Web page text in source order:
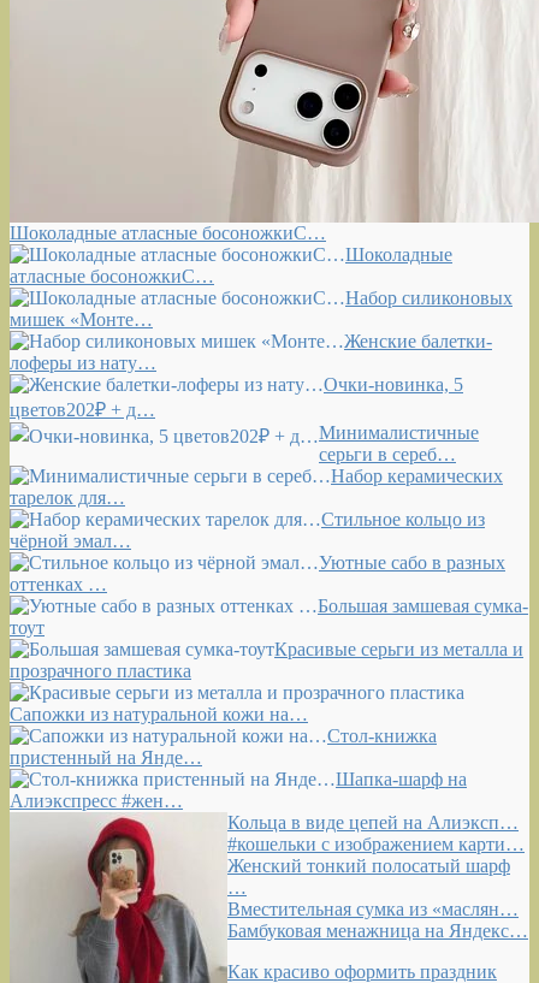
Шоколадные атласные босоножкиС…
Шоколадные
атласные босоножкиС…
Набор силиконовых
мишек «Монте…
Женские балетки-
лоферы из нату…
Очки-новинка, 5
цветов202₽ + д…
Минималистичные
серьги в сереб…
Набор керамических
тарелок для…
Стильное кольцо из
чёрной эмал…
Уютные сабо в разных
оттенках …
Большая замшевая сумка-
тоут
Красивые серьги из металла и
прозрачного пластика
Сапожки из натуральной кожи на…
Стол-книжка
пристенный на Янде…
Шапка-шарф на
Алиэкспресс #жен…
Кольца в виде цепей на Алиэксп…
#кошельки с изображением карти…
Женский тонкий полосатый шарф
…
Вместительная сумка из «маслян…
Бамбуковая менажница на Яндекс…
Как красиво оформить праздник